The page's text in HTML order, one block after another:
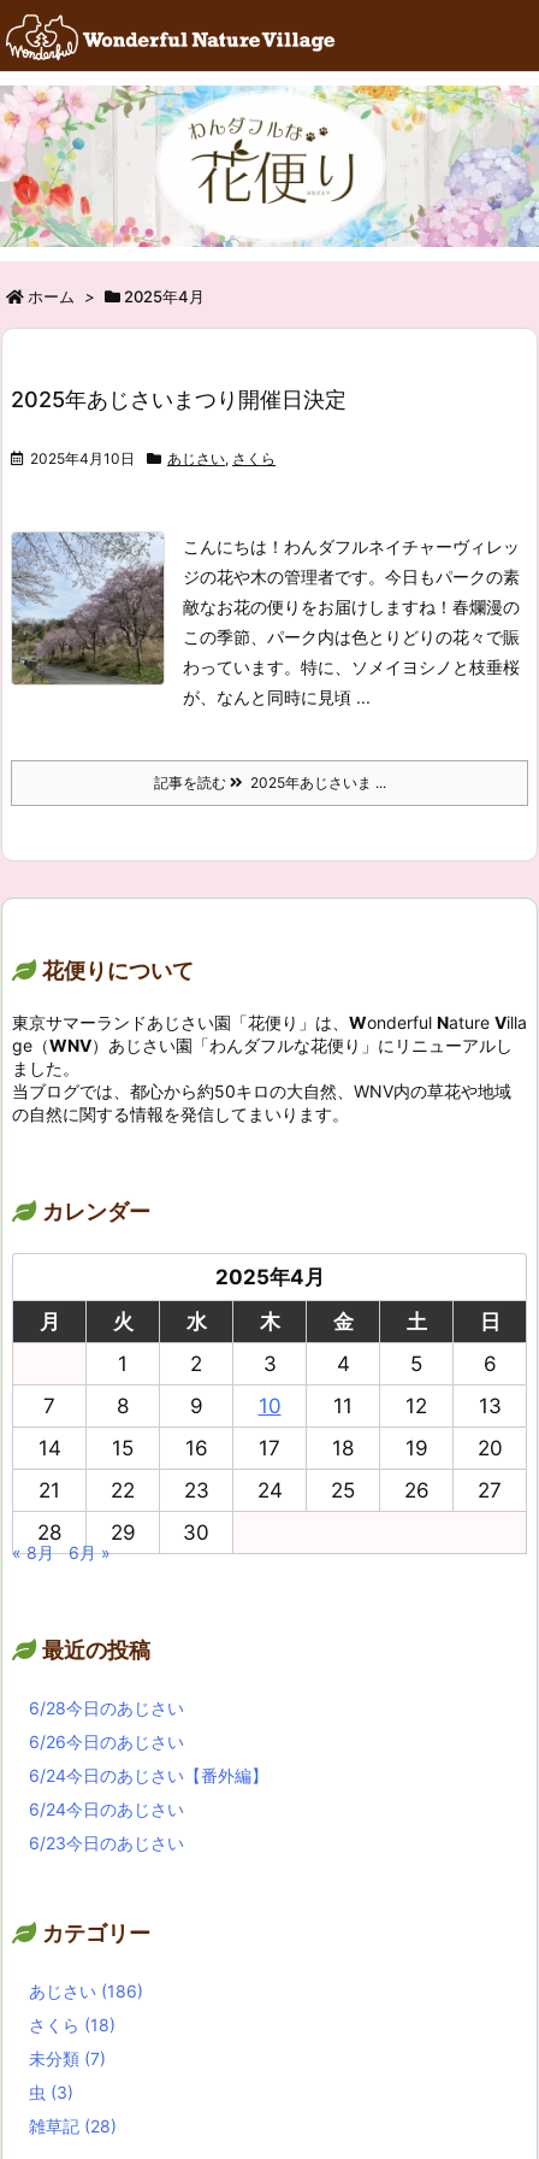
RSS Feedly
ホーム > 2025年4月
2025年あじさいまつり開催日決定
2025年4月10日 あじさい, さくら
こんにちは！わんダフルネイチャーヴィレッ
ジの花や木の管理者です。今日もパークの素
敵なお花の便りをお届けしますね！ 春爛漫の
この季節、パーク内は色とりどりの花々で賑
わっています。特に、ソメイヨシノと枝垂桜
が、なんと同時に見頃 ...
記事を読む 2025年あじさいま ...
花便りについて
東京サマーランドあじさい園「花便り」は、 Wonderful Nature Villa
ge（WNV）あじさい園「わんダフルな花便り」にリニューアルし
ました。
当ブログでは、都心から約50キロの大自然、WNV内の草花や地域
の自然に関する情報を発信してまいります。
カレンダー
2025年4月
月
火 水 木 金 土
日
1
2 3 4 5
6
7
8 9 10 11 12
13
14
15 16 17 18 19
20
21
22 23 24 25 26
27
28
29 30
« 8月 6月 »
最近の投稿
6/28今日のあじさい
6/26今日のあじさい
6/24今日のあじさい【番外編】
6/24今日のあじさい
6/23今日のあじさい
カテゴリー
あじさい (186)
さくら (18)
未分類 (7)
虫 (3)
雑草記 (28)